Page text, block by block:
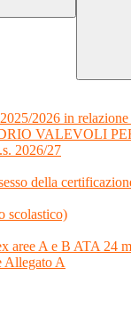
2026 in
VALEVOLI
2026/27
della
scolastico)
A e B ATA 24
Allegato A